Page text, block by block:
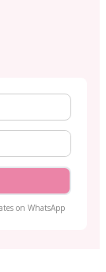
on WhatsApp